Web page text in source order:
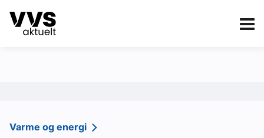
Kategorier
Sanitær
Varme og energi